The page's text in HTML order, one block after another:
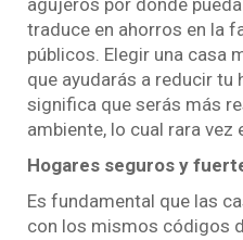
traduce en ahorros en la
públicos. Elegir una casa
que ayudarás a reducir tu
significa que serás más
ambiente, lo cual rara vez
Hogares seguros y
Es fundamental que las
con los mismos códigos